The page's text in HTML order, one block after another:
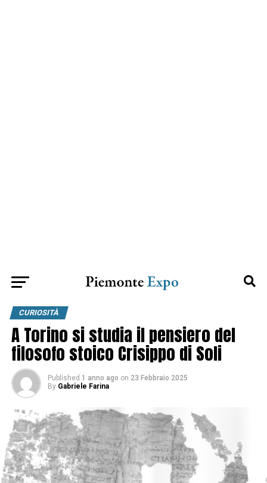
CURIOSITÀ
A Torino si studia il pensiero del
filosofo stoico Crisippo di Soli
Published 1 anno ago on 23 Febbraio 2025
By Gabriele Farina